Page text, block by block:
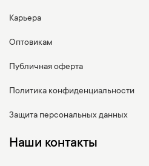
Карьера
Оптовикам
Публичная оферта
Политика конфиденциальности
Защита персональных данных
Наши контакты